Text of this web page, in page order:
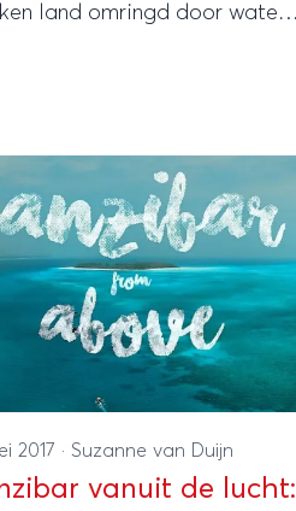
land omringd door water.
2017 · Suzanne van Duijn
vanuit de lucht: